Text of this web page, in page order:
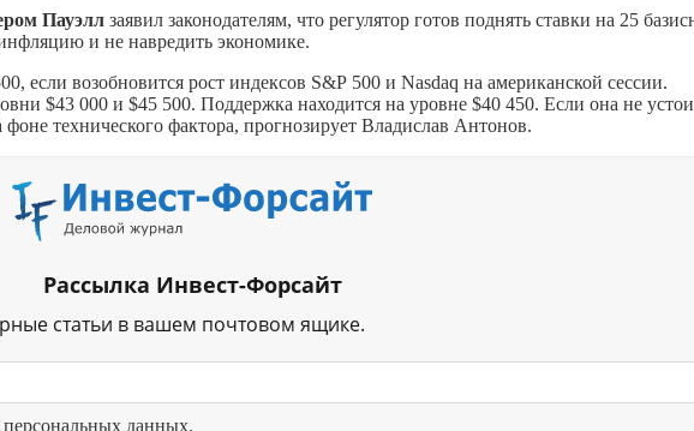
Пауэлл заявил законодателям, что регулятор готов поднять ставки на 25
и не навредить экономике.
если возобновится рост индексов S&P 500 и Nasdaq на американской сессии.
$43 000 и $45 500. Поддержка находится на уровне $40 450. Если она не
технического фактора, прогнозирует Владислав Антонов.
Рассылка Инвест-Форсайт
статьи в вашем почтовом ящике.
персональных данных.